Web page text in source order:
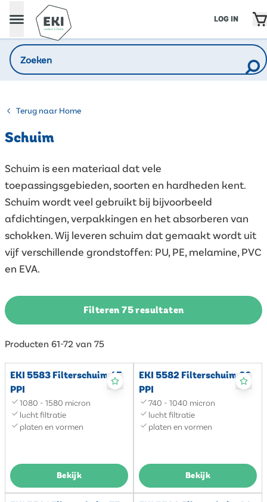
LOG IN
Terug naar Home
Schuim
Schuim is een materiaal dat vele
toepassingsgebieden, soorten en hardheden kent.
Schuim wordt veel gebruikt bij bijvoorbeeld
afdichtingen, verpakkingen en het absorberen van
schokken. Wij leveren schuim dat gemaakt wordt uit
vijf verschillende grondstoffen: PU, PE, melamine, PVC
en EVA.
Filteren 75 resultaten
Producten 61-72 van 75
EKI 5583 Filterschuim 45
PPI
1080 - 1580 micron
lucht filtratie
platen en vormen
Bekijk
EKI 5582 Filterschuim 60
PPI
740 - 1040 micron
lucht filtratie
platen en vormen
Bekijk